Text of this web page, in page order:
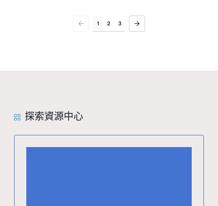
1 2 3
探索資源中心